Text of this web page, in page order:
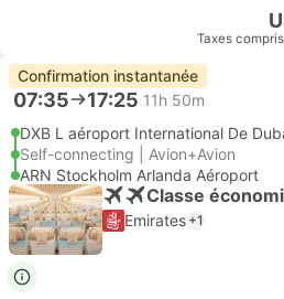
Taxes
Confirmation instantanée
07:35 17:25 11h 50m
DXB L aéroport International De
Self-connecting | Avion+Avion
ARN Stockholm Arlanda Aéroport
Classe
Emirates +1